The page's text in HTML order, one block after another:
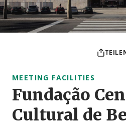
MEETING FACILITIES
Fundação
Cultural de